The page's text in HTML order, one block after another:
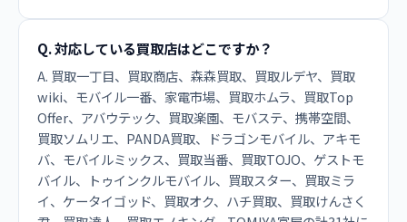
Q. 対応している買取店はどこですか？
A. 買取一丁目、買取商店、森森買取、買取ルデヤ、買取
wiki、モバイル一番、家電市場、買取ホムラ、買取Top
Offer、アバウテック、買取楽園、モバステ、携帯空間、
買取ソムリエ、PANDA買取、ドラゴンモバイル、アキモ
バ、モバイルミックス、買取当番、買取TOJO、ゲストモ
バイル、トゥインクルモバイル、買取スター、買取ミラ
イ、ケータイゴッド、買取オク、ハチ買取、買取けんさく